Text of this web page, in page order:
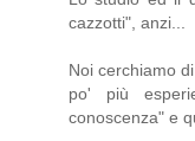
cazzotti", anzi...
Noi cerchiamo
po' più
conoscenza" e